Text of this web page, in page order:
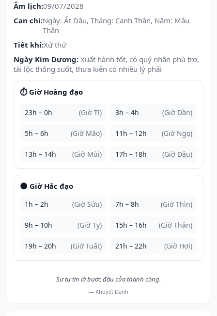
Âm lịch:09/07/2028
Can chi:Ngày: Ất Dậu, Tháng: Canh Thân, Năm: Mậu
Thân
Tiết khí:Xử thử
Ngày Kim Dương: Xuất hành tốt, có quý nhân phù trợ,
tài lộc thông suốt, thưa kiện có nhiều lý phải
⏱️ Giờ Hoàng đạo
23h – 0h (Giờ Tí) 3h – 4h (Giờ Dần)
5h – 6h (Giờ Mão) 11h – 12h (Giờ Ngọ)
13h – 14h (Giờ Mùi) 17h – 18h (Giờ Dậu)
🌑 Giờ Hắc đạo
1h – 2h (Giờ Sửu) 7h – 8h (Giờ Thìn)
9h – 10h (Giờ Tỵ) 15h – 16h (Giờ Thân)
19h – 20h (Giờ Tuất) 21h – 22h (Giờ Hợi)
Sự tự tin là bước đầu của thành công.
— Khuyết Danh